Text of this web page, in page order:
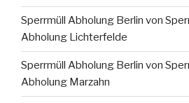
Sperrmüll Abholung Berlin von
Abholung Lichterfelde
Sperrmüll Abholung Berlin von
Abholung Marzahn